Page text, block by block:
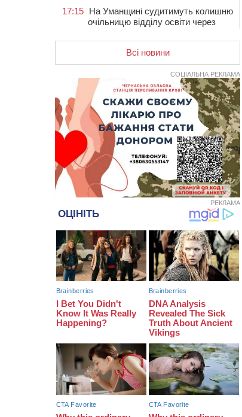
17:15 На Уманщині судитимуть колишню
очільницю відділу освіти через
ціною
16:40 У Черкасах провели в останню
путь двох загиблих воїнів
16:07
До 1 вересня у Черкасах
оновлюють дорожню розмітку біля
навчальних закладів (ФОТОФАКТ)
15:39
На честь загиблого захисника і
чемпіона світу в Черкасах відкрили
спортивно-реабілітаційний центр
15:05
На Звенигородщині, попри
заборону міськради, проведуть
“Ше.Fest”
14:31 У Каневі аномальна спека
призвела до перебоїв у роботі
електромереж та комунальних
служб
14:02 На Черкащині намолотили перший
мільйон тонн зерна нового врожаю
пожежа сміттєзвалища
Всі новини
СОЦІАЛЬНА РЕКЛАМА
РЕКЛАМА